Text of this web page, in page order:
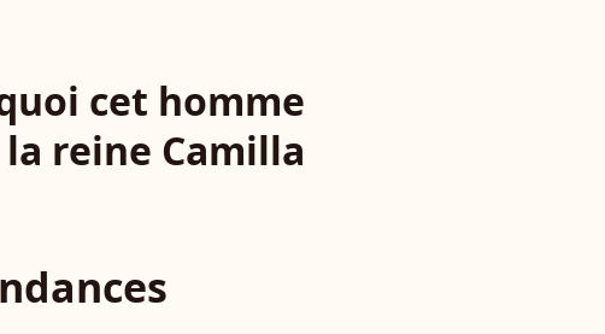
cet homme
reine Camilla